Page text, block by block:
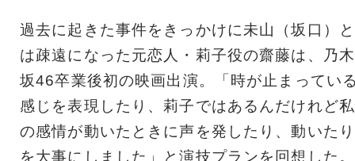
過去に起きた事件をきっかけに未山（坂口）と
は疎遠になった元恋人・莉子役の齋藤は、乃木
坂46卒業後初の映画出演。「時が止まってい
感じを表現したり、莉子ではあるんだけれど私
の感情が動いたときに声を発したり、動いたり
を大事にしました」と演技プランを回想した。